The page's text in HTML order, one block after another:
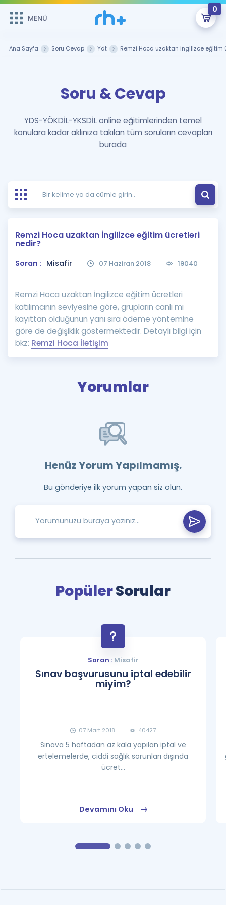
MENÜ
0
Şifremi Hatırlamıyorum
GİRİŞ YAP
Remzi Hoca ile seni sınava hazırlayacak onlarca eğitim seni
bekliyor!
MENÜ
Çalışma Paketleri
Kitaplar ve Kaynaklar
Ücretsiz Kaynaklar
Puan Hesaplama
Rehberlik Aracı
ÖSYM Sınav Takvimi
Kampanyalar
Blog
İngilizce Gramer
Blog
İngilizce Gramer
Hakkımızda
Ana Sayfa Soru Cevap Ydt Remzi Hoca uzaktan İngilizce eğitim
Soru & Cevap
YDS-YÖKDİL-YKSDİL online eğitimlerinden temel
konulara kadar aklınıza takılan tüm soruların cevapları
burada
Remzi Hoca uzaktan İngilizce eğitim ücretleri
nedir?
Soran : Misafir 07 Haziran 2018 19040
Remzi Hoca uzaktan İngilizce eğitim ücretleri
katılımcının seviyesine göre, grupların canlı mı
kayıttan olduğunun yanı sıra ödeme yöntemine
göre de değişiklik göstermektedir. Detaylı bilgi için
bkz: Remzi Hoca İletişim
Yorumlar
Henüz Yorum Yapılmamış.
Bu gönderiye ilk yorum yapan siz olun.
PopülerSorular
Soran :Misafir
Sınav başvurusunu iptal edebilir
miyim?
07 Mart 2018 40427
Sınava 5 haftadan az kala yapılan iptal ve
ertelemelerde, ciddi sağlık sorunları dışında
ücret...
Devamını Oku